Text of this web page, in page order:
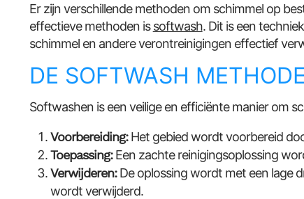
Er zijn verschillende methoden om schimmel op
effectieve methoden issoftwash. Dit is een
schimmel en andere verontreinigingen effectief
DE SOFTWASH METHODE
Softwashen is een veilige en efficiënte manier om
Voorbereiding:Het gebied wordt voorbereid
Toepassing:Een zachte reinigingsoplossing
Verwijderen:De oplossing wordt met een lage
wordt verwijderd.